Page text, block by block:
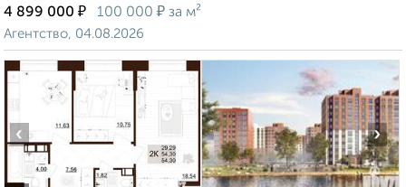
4 899 000 ₽ 100 000 ₽ за м²
Агентство, 04.08.2026
‹ ›